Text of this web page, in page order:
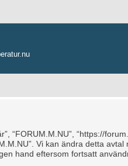
“FORUM.M.NU”, “https://
Vi kan ändra detta
hand eftersom fortsatt